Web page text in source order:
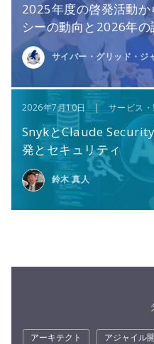
2025年度の啓発活動
シーの動向と2026年の
サイバー・グリッド・ジ
2026年7月10日 | サービス・
SnykとClaude
発とセキュリティ
鈴木 真人
アーキテクト アジャイル